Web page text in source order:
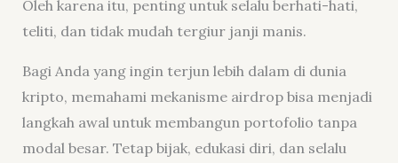
Oleh karena itu, penting untuk selalu berhati-hati,
teliti, dan tidak mudah tergiur janji manis.
Bagi Anda yang ingin terjun lebih dalam di dunia
kripto, memahami mekanisme airdrop bisa menjadi
langkah awal untuk membangun portofolio tanpa
modal besar. Tetap bijak, edukasi diri, dan selalu